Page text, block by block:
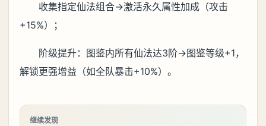
收集指定仙法组合→激活永久属性加成（攻击
+15%）；
阶级提升：图鉴内所有仙法达3阶→图鉴等级+1，
解锁更强增益（如全队暴击+10%）。
继续发现